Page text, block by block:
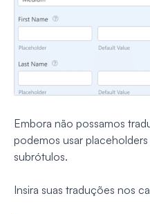
Embora não possamos
podemos usar
subrótulos.
Insira suas traduções nos